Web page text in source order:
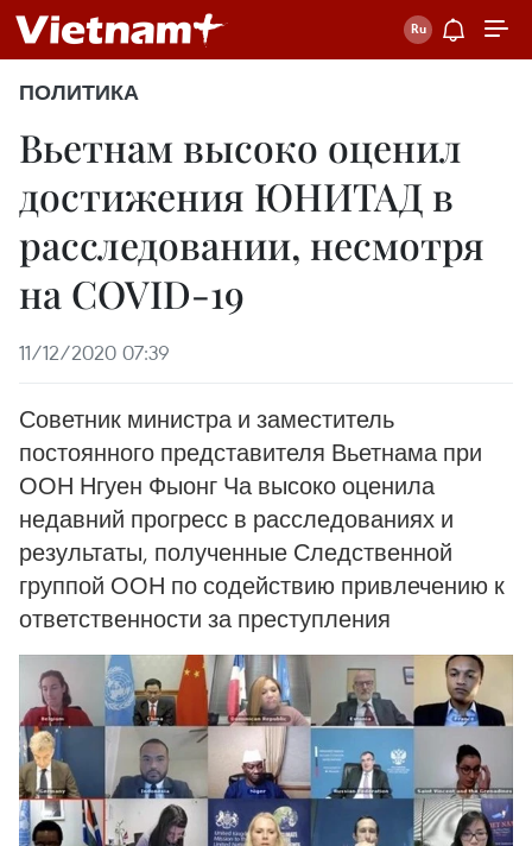
ПОЛИТИКА
Вьетнам высоко оценил
достижения ЮНИТАД в
расследовании, несмотря
на COVID-19
11/12/2020 07:39
Советник министра и заместитель
постоянного представителя Вьетнама при
ООН Нгуен Фыонг Ча высоко оценила
недавний прогресс в расследованиях и
результаты, полученные Следственной
группой ООН по содействию привлечению к
ответственности за преступления